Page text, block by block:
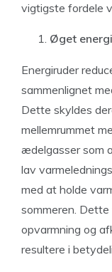
vigtigste fordele
Øget
Energiruder
sammenlignet
Dette skyldes
mellemrummet
ædelgasser som
lav
med at holde
sommeren.
opvarmning og
resultere i